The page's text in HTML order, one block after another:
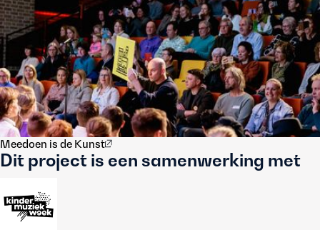
Meedoen is de Kunst
Dit project is een samenwerking met